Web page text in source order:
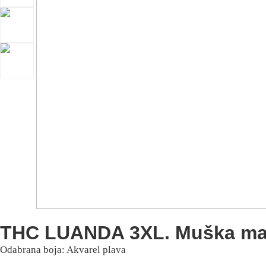
THC LUANDA 3XL. Muška
Odabrana boja: Akvarel plava